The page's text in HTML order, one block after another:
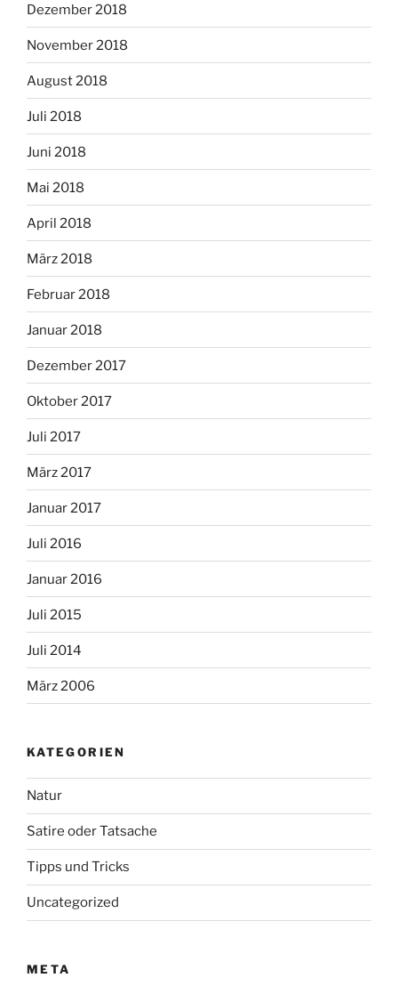
Dezember 2018
November 2018
August 2018
Juli 2018
Juni 2018
Mai 2018
April 2018
März 2018
Februar 2018
Januar 2018
Dezember 2017
Oktober 2017
Juli 2017
März 2017
Januar 2017
Juli 2016
Januar 2016
Juli 2015
Juli 2014
März 2006
KATEGORIEN
Natur
Satire oder Tatsache
Tipps und Tricks
Uncategorized
META